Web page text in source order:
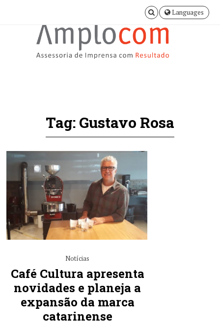
Languages
Tag: Gustavo Rosa
Notícias
Café Cultura apresenta
novidades e planeja a
expansão da marca
catarinense